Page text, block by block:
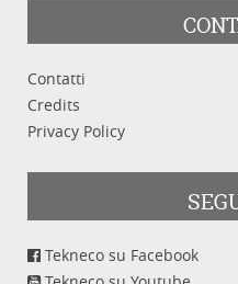
Contatti
Credits
Privacy Policy
Tekneco su Facebook